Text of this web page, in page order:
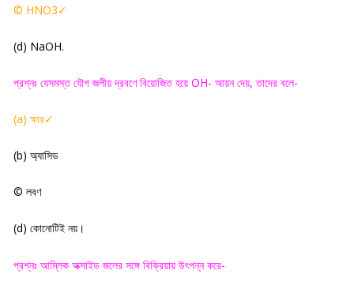
© HNO3✓
(d) NaOH.
প্রশ্নঃ যেসমস্ত যৌগ জলীয় দ্রবণে বিয়োজিত হয়ে OH- আয়ন দেয়,তাদের বলে-
(a)ক্ষার✓
(b) অ্যাসিড
© লবণ
(d) কোনোটিই নয় ।
প্রশ্নঃ আম্লিক অক্সাইড জলের সঙ্গে বিক্রিয়ায় উৎপন্ন করে-